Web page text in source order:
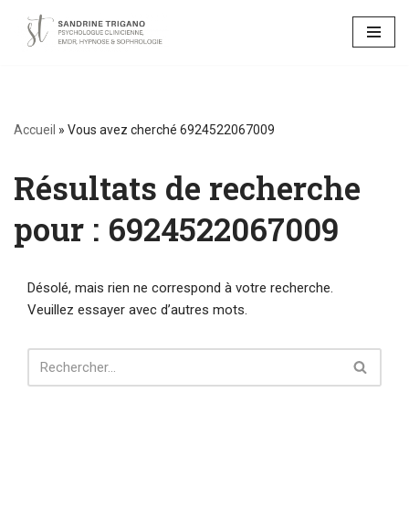
Aller
Accueil » Vous avez cherché 6924522067009
Résultats de recherche
pour : 6924522067009
Désolé, mais rien ne correspond à votre recherche.
Veuillez essayer avec d’autres mots.